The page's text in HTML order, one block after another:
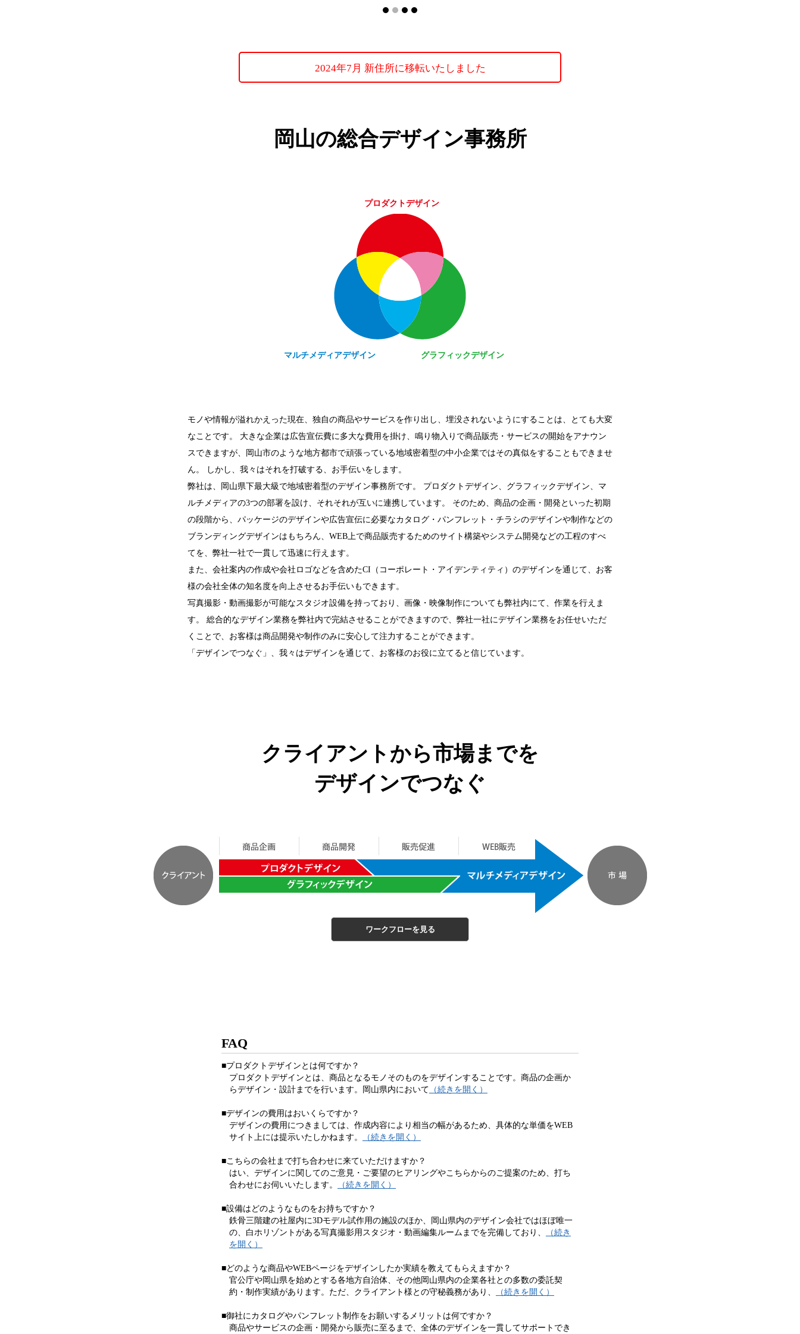
2024年7月 新住所に移転いたしました
岡山の総合デザイン事務所
プロダクトデザイン
グラフィックデザイン
マルチメディアデザイン
モノや情報が溢れかえった現在、独自の商品やサービスを作り出し、埋没されないようにすることは、とても大変
なことです。 大きな企業は広告宣伝費に多大な費用を掛け、鳴り物入りで商品販売・サービスの開始をアナウン
スできますが、岡山市のような地方都市で頑張っている地域密着型の中小企業ではその真似をすることもできませ
ん。 しかし、我々はそれを打破する、お手伝いをします。
弊社は、岡山県下最大級で地域密着型のデザイン事務所です。 プロダクトデザイン、グラフィックデザイン、マ
ルチメディアの3つの部署を設け、それそれが互いに連携しています。 そのため、商品の企画・開発といった初期
の段階から、パッケージのデザインや広告宣伝に必要なカタログ・パンフレット・チラシのデザインや制作などの
ブランディングデザインはもちろん、WEB上で商品販売するためのサイト構築やシステム開発などの工程のすべ
てを、弊社一社で一貫して迅速に行えます。
また、会社案内の作成や会社ロゴなどを含めたCI（コーポレート・アイデンティティ）のデザインを通じて、お客
様の会社全体の知名度を向上させるお手伝いもできます。
写真撮影・動画撮影が可能なスタジオ設備を持っており、画像・映像制作についても弊社内にて、作業を行えま
す。 総合的なデザイン業務を弊社内で完結させることができますので、弊社一社にデザイン業務をお任せいただ
くことで、お客様は商品開発や制作のみに安心して注力することができます。
「デザインでつなぐ」、我々はデザインを通じて、お客様のお役に立てると信じています。
クライアントから市場までを
デザインでつなぐ
ワークフローを見る
FAQ
■プロダクトデザインとは何ですか？
プロダクトデザインとは、商品となるモノそのものをデザインすることです。商品の企画か
らデザイン・設計までを行います。岡山県内において （続きを開く）
■デザインの費用はおいくらですか？
デザインの費用につきましては、作成内容により相当の幅があるため、具体的な単価をWEB
サイト上には提示いたしかねます。
（続きを開く）
■こちらの会社まで打ち合わせに来ていただけますか？
はい、デザインに関してのご意見・ご要望のヒアリングやこちらからのご提案のため、打ち
合わせにお伺いいたします。
（続きを開く）
■設備はどのようなものをお持ちですか？
鉄骨三階建の社屋内に3Dモデル試作用の施設のほか、岡山県内のデザイン会社ではほぼ唯一
の、白ホリゾントがある写真撮影用スタジオ・動画編集ルームまでを完備しており、
（続き
を開く）
■どのような商品やWEBページをデザインしたか実績を教えてもらえますか？
官公庁や岡山県を始めとする各地方自治体、その他岡山県内の企業各社との多数の委託契
約・制作実績があります。ただ、クライアント様との守秘義務があり、
（続きを開く）
■御社にカタログやパンフレット制作をお願いするメリットは何ですか？
商品やサービスの企画・開発から販売に至るまで、全体のデザインを一貫してサポートでき